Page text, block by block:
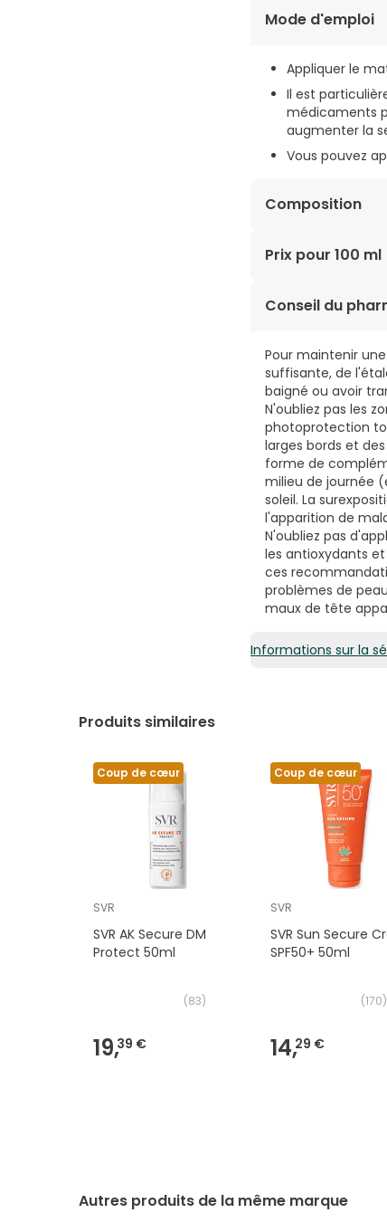
Mode d'emploi
Appliquer le
Il est
médicaments
augmenter la
Vous pouvez
Composition
AQUA,
GLYCERIN,
Prix pour 100 ml
40,58€ / 100 ml
Conseil du
Pour maintenir une
suffisante, de
baigné ou avoir
N'oubliez pas les
photoprotection
larges bords et
forme de
milieu de journée
soleil. La
l'apparition de
N'oubliez pas
les antioxydants
ces
problèmes de
maux de tête
Informations sur la
Produits similaires
Coup de cœur
SVR
SVR AK Secure DM
Protect 50ml
(83)
19,39 €
Coup de cœur
SVR
SVR Sun Secure
SPF50+ 50ml
(170)
14,29 €
Autres produits de la même marque